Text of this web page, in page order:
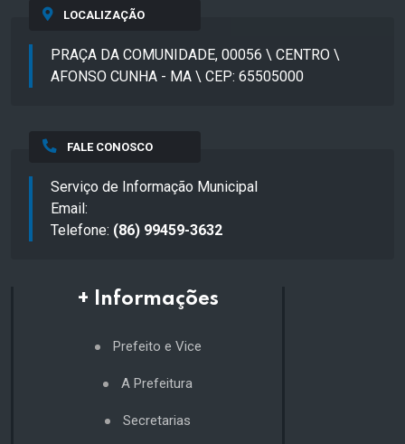
LOCALIZAÇÃO
PRAÇA DA COMUNIDADE, 00056 \ CENTRO \
AFONSO CUNHA - MA \ CEP: 65505000
FALE CONOSCO
Serviço de Informação Municipal
Email:
Telefone: (86) 99459-3632
+ Informações
Prefeito e Vice
A Prefeitura
Secretarias